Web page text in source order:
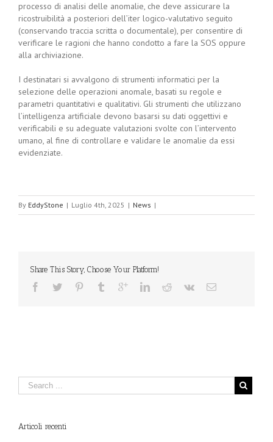
processo di analisi delle anomalie, che deve assicurare la
ricostruibilità a posteriori dell’iter logico-valutativo seguito
(conservando traccia scritta o documentale), per consentire di
verificare le ragioni che hanno condotto a fare la SOS oppure
alla archiviazione.
I destinatari si avvalgono di strumenti informatici per la
selezione delle operazioni anomale, basati su regole e
parametri quantitativi e qualitativi. Gli strumenti che utilizzano
l’intelligenza artificiale devono basarsi su dati oggettivi e
verificabili e su adeguate valutazioni svolte con l’intervento
umano, al fine di controllare e validare le anomalie da essi
evidenziate.
By EddyStone | Luglio 4th, 2025 | News |
Share This Story, Choose Your Platform!
Articoli recenti